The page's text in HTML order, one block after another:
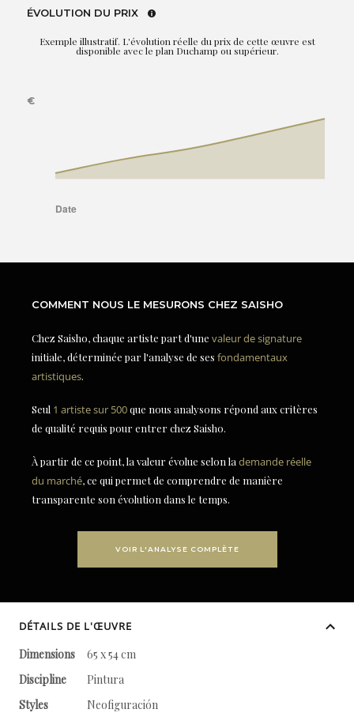
ÉVOLUTION DU PRIX
Exemple illustratif. L'évolution réelle du prix de cette œuvre est
disponible avec le plan Duchamp ou supérieur.
COMMENT NOUS LE MESURONS CHEZ SAISHO
Chez Saisho, chaque artiste part d'une valeur de signature
initiale, déterminée par l'analyse de ses fondamentaux
artistiques.
Seul 1 artiste sur 500que nous analysons répond aux critères
de qualité requis pour entrer chez Saisho.
À partir de ce point, la valeur évolue selon la demande réelle
du marché, ce qui permet de comprendre de manière
transparente son évolution dans le temps.
VOIR L'ANALYSE COMPLÈTE
DÉTAILS DE L'ŒUVRE
Dimensions
65 x 54 cm
Discipline
Pintura
Styles
Neofiguración